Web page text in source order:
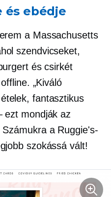
és ebédje
a Massachusetts
szendvicseket,
és csirkét
„Kiváló
fantasztikus
ezt mondják az
a Ruggie's-
szokássá vált!